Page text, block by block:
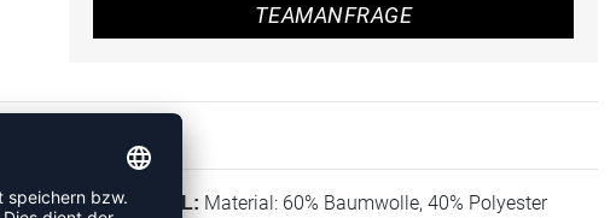
TEAMANFRAGE
MATERIAL: Material: 60% Baumwolle, 40% Polyester